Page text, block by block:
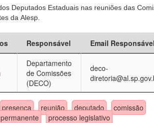
Deputados Estaduais nas reuniões das
da Alesp.
Responsável
Email
Departamento
de Comissões
(DECO)
deco-
presença reunião deputado
comissão
processo legislativo